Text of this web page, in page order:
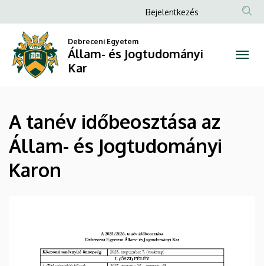
tanév
időbeosztása
és
Jogtudományi
Karon
a
tartalomra
Anonim
fiók
menüje
Bejelentkezés
Debreceni Egyetem
Állam- és Jogtudományi
Kar
A tanév időbeosztása az
Állam- és Jogtudományi
Karon